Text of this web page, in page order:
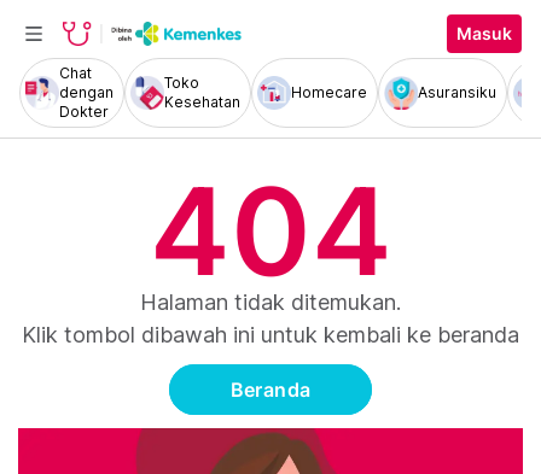
Masuk
Chat
dengan
Dokter
Toko
Kesehatan
Homecare Asuransiku
404
Halaman tidak ditemukan.
Klik tombol dibawah ini untuk kembali ke beranda
Beranda